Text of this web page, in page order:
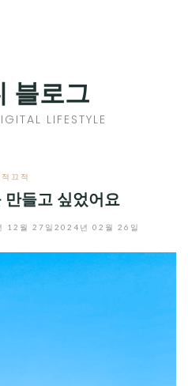
블로그
LIFESTYLE
적끄적
만들고 싶었어요
12월 27일 2024년 02월 26일
CHILD
MENU
CHILD
EXPAND